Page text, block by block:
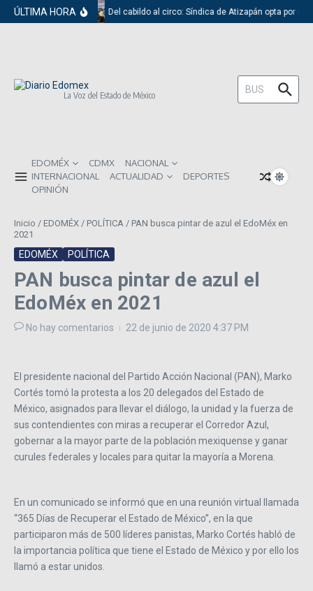
Saltar al contenido
ÚLTIMA HORA Del cabildo al circo: Síndica de Atizapán opta por el
La Voz del Estado de México
Buscar:
EDOMÉX CDMX
NACIONAL
INTERNACIONAL
ACTUALIDAD
DEPORTES
OPINIÓN
Inicio / EDOMÉX / POLÍTICA / PAN busca pintar de azul el EdoMéx en
2021
EDOMÉX POLÍTICA
PAN busca pintar de azul el
EdoMéx en 2021
No hay comentarios 22 de junio de 2020 4:37 PM
El presidente nacional del Partido Acción Nacional (PAN), Marko
Cortés tomó la protesta a los 20 delegados del Estado de
México, asignados para llevar el diálogo, la unidad y la fuerza de
sus contendientes con miras a recuperar el Corredor Azul,
gobernar a la mayor parte de la población mexiquense y ganar
curules federales y locales para quitar la mayoría a Morena.
En un comunicado se informó que en una reunión virtual llamada
“365 Días de Recuperar el Estado de México”, en la que
participaron más de 500 líderes panistas, Marko Cortés habló de
la importancia política que tiene el Estado de México y por ello los
llamó a estar unidos.